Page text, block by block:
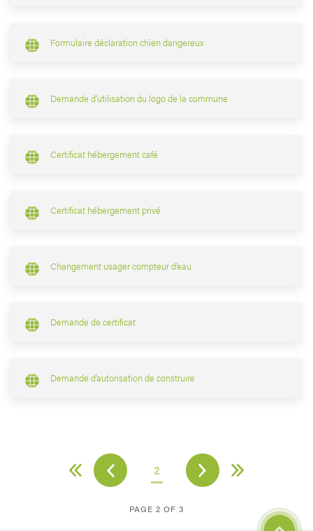
Formulaire déclaration chien dangereux
Demande d’utilisation du logo de la commune
Certificat hébergement café
Certificat hébergement privé
Changement usager compteur d’eau
Demande de certificat
Demande d’autorisation de construire
2
PAGE 2 OF 3